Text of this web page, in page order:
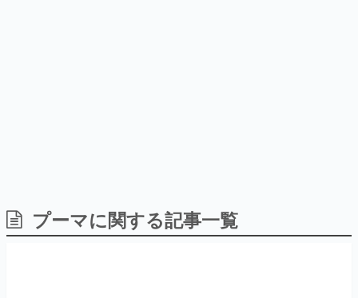
「経験値」「裏技」「ラスボス」… ゲームにまつわる言葉
の起源や用法の変遷を、コンピューター文化史研究家・タ